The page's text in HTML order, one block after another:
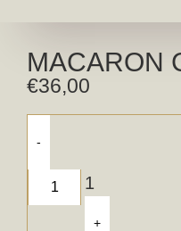
MACARON
€36,00
-
1
+